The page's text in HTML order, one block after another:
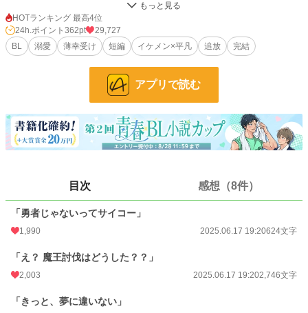
ル。悲嘆に暮れる…事はなく、勇者の重圧から解放された彼は没落人生を楽しも
うとして居た矢先、何故か勇者パーティとして今も戦っている筈の騎士が彼の前
に現れて……。
730 位 / 31,407 件
24h.ポイント 362 pt
2025.06.20 20:20
初回完結日時
週間ポイント 2,020 pt (4,806 位)
月間ポイント
年間ポイント 167,583 pt (3,751 位)
HOTランキング 最高4位
24h.ポイント 362pt
29,727
BL
溺愛 薄幸受け 短編 イケメン×平凡 追放 完結
アプリで読む
目次 感想（8件）
「勇者じゃないってサイコー」
1,990 2025.06.17 19:20624文字
「え？ 魔王討伐はどうした？？」
2,003 2025.06.17 19:202,746文字
「きっと、夢に違いない」